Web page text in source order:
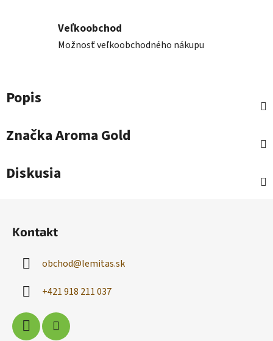
Veľkoobchod
Možnosť veľkoobchodného nákupu
Popis
ZnačkaAroma Gold
Diskusia
Kontakt
obchod@lemitas.sk
+421 918 211 037